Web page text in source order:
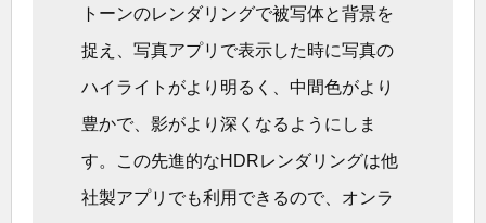
トーンのレンダリングで被写体と背景を
捉え、写真アプリで表示した時に写真の
ハイライトがより明るく、中間色がより
豊かで、影がより深くなるようにしま
す。この先進的なHDRレンダリングは他
社製アプリでも利用できるので、オンラ